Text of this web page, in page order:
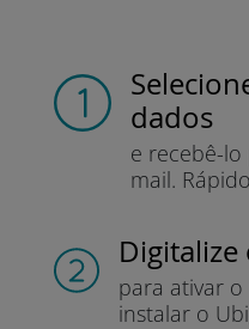
dados
e recebê-
mail.
Digitalize
para ativar
instalar o